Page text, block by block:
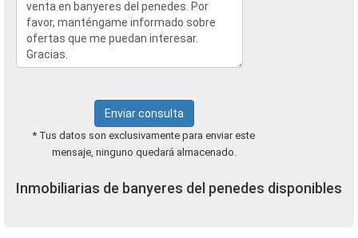
Enviar consulta
* Tus datos son exclusivamente para enviar este
mensaje, ninguno quedará almacenado.
Inmobiliarias de banyeres del penedes disponibles